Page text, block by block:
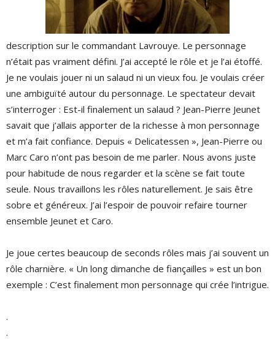
description sur le commandant Lavrouye. Le personnage
n’était pas vraiment défini. J’ai accepté le rôle et je l’ai étoffé.
Je ne voulais jouer ni un salaud ni un vieux fou. Je voulais créer
une ambiguïté autour du personnage. Le spectateur devait
s’interroger : Est-il finalement un salaud ? Jean-Pierre Jeunet
savait que j’allais apporter de la richesse à mon personnage
et m’a fait confiance. Depuis « Delicatessen », Jean-Pierre ou
Marc Caro n’ont pas besoin de me parler. Nous avons juste
pour habitude de nous regarder et la scène se fait toute
seule. Nous travaillons les rôles naturellement. Je sais être
sobre et généreux. J’ai l’espoir de pouvoir refaire tourner
ensemble Jeunet et Caro.
Je joue certes beaucoup de seconds rôles mais j’ai souvent un
rôle charnière. « Un long dimanche de fiançailles » est un bon
exemple : C’est finalement mon personnage qui crée l’intrigue.
.
.